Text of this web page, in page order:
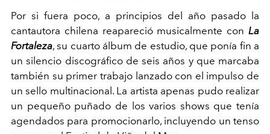
Por si fuera poco, a principios del año pasado la
cantautora chilena reapareció musicalmente con La
Fortaleza, su cuarto álbum de estudio, que ponía fin a
un silencio discográfico de seis años y que marcaba
también su primer trabajo lanzado con el impulso de
un sello multinacional. La artista apenas pudo realizar
un pequeño puñado de los varios shows que tenía
agendados para promocionarlo, incluyendo un tenso